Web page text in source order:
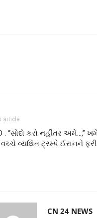
article
: “સોદો કરો નહીંતર અમે…,”
વચ્ચે વ્યથિત ટ્રમ્પે ઈરાનને
CN 24 NEWS